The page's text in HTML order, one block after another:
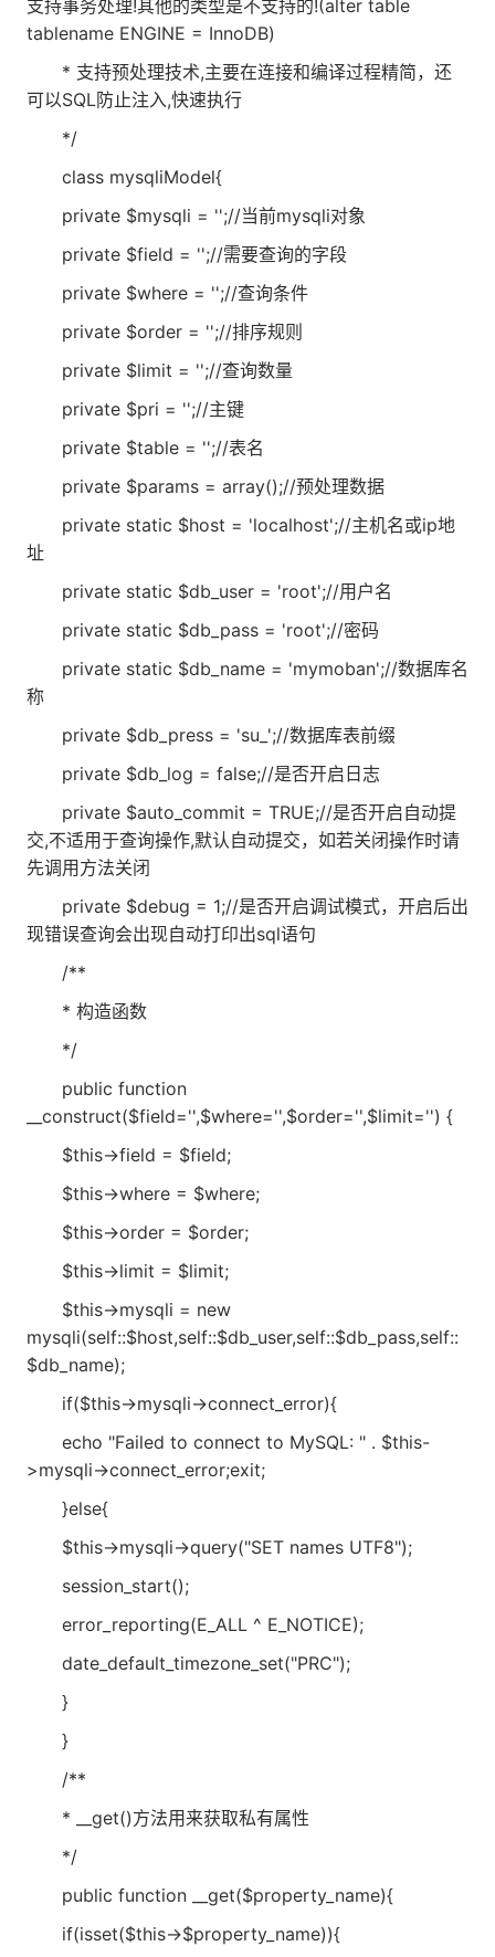
支持事务处理!其他的类型是不支持的!(alter table
tablename ENGINE = InnoDB)
* 支持预处理技术,主要在连接和编译过程精简，还
可以SQL防止注入,快速执行
*/
class mysqliModel{
private $mysqli = '';//当前mysqli对象
private $field = '';//需要查询的字段
private $where = '';//查询条件
private $order = '';//排序规则
private $limit = '';//查询数量
private $pri = '';//主键
private $table = '';//表名
private $params = array();//预处理数据
private static $host = 'localhost';//主机名或ip地
址
private static $db_user = 'root';//用户名
private static $db_pass = 'root';//密码
private static $db_name = 'mymoban';//数据库名
称
private $db_press = 'su_';//数据库表前缀
private $db_log = false;//是否开启日志
private $auto_commit = TRUE;//是否开启自动提
交,不适用于查询操作,默认自动提交，如若关闭操作时请
先调用方法关闭
private $debug = 1;//是否开启调试模式，开启后出
现错误查询会出现自动打印出sql语句
/**
* 构造函数
*/
public function
__construct($field='',$where='',$order='',$limit='') {
$this->field = $field;
$this->where = $where;
$this->order = $order;
$this->limit = $limit;
$this->mysqli = new
mysqli(self::$host,self::$db_user,self::$db_pass,self::
$db_name);
if($this->mysqli->connect_error){
echo "Failed to connect to MySQL: " . $this-
>mysqli->connect_error;exit;
}else{
$this->mysqli->query("SET names UTF8");
session_start();
error_reporting(E_ALL ^ E_NOTICE);
date_default_timezone_set("PRC");
}
}
/**
* __get()方法用来获取私有属性
*/
public function __get($property_name){
if(isset($this->$property_name)){